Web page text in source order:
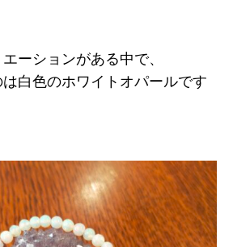
ーションがある中で、
白色のホワイトオパールです